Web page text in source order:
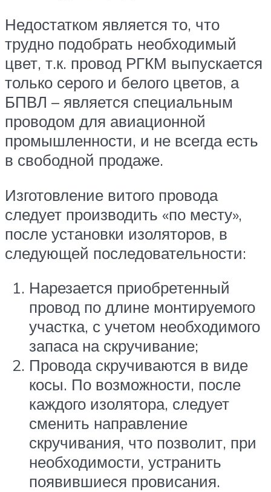
Недостатком является то, что
трудно подобрать необходимый
цвет, т.к. провод РГКМ выпускается
только серого и белого цветов, а
БПВЛ – является специальным
проводом для авиационной
промышленности, и не всегда есть
в свободной продаже.
Изготовление витого провода
следует производить «по месту»,
после установки изоляторов, в
следующей последовательности:
Нарезается приобретенный
провод по длине монтируемого
участка, с учетом необходимого
запаса на скручивание;
Провода скручиваются в виде
косы. По возможности, после
каждого изолятора, следует
сменить направление
скручивания, что позволит, при
необходимости, устранить
появившиеся провисания.